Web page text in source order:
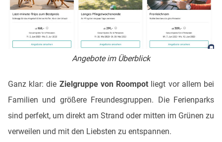
Angebote im Überblick
Ganz klar: die Zielgruppe von Roompot liegt vor allem bei
Familien und größere Freundesgruppen. Die Ferienparks
sind perfekt, um direkt am Strand oder mitten im Grünen zu
verweilen und mit den Liebsten zu entspannen.